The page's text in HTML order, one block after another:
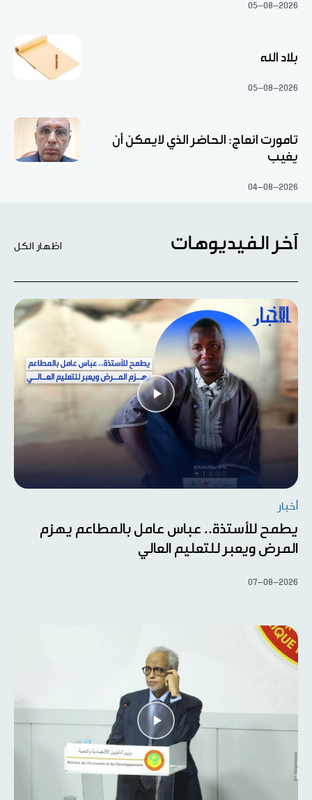
05-08-2026
بلاد الله
05-08-2026
تامورت انعاج: الحاضر الذي لايمكن أن
يغيب
04-08-2026
آخر الفيديوهات اظهار الكل
أخبار
يطمح للأستذة.. عباس عامل بالمطاعم يهزم
المرض ويعبر للتعليم العالي
07-08-2026